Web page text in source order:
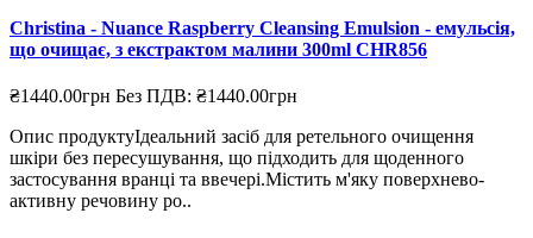
Christina - Nuance Raspberry Cleansing Emulsion - емульсія,
що очищає, з екстрактом малини 300ml CHR856
₴1440.00грн Без ПДВ: ₴1440.00грн
Опис продуктуІдеальний засіб для ретельного очищення
шкіри без пересушування, що підходить для щоденного
застосування вранці та ввечері.Містить м'яку поверхнево-
активну речовину ро..